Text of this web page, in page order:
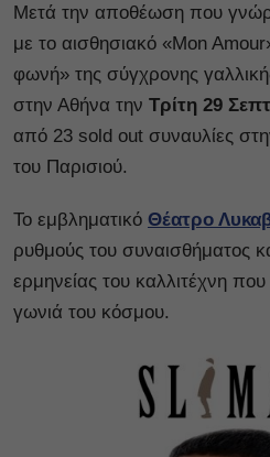
Μετά την αποθέωση που
με το αισθησιακό «Mon
φωνή» της σύγχρονης
στην Αθήνα την Τρίτη 29
από 23 sold out συναυλίες
του Παρισιού.
Το εμβληματικό Θέατρο
ρυθμούς του συναισθήματος
ερμηνείας του καλλιτέχνη
γωνιά του κόσμου.